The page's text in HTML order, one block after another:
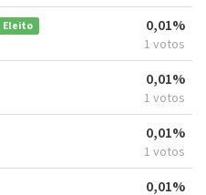
Eleito 0,01%
1 votos
0,01%
1 votos
0,01%
1 votos
0,01%